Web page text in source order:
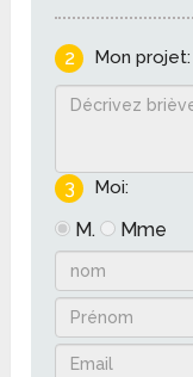
2 Mon projet:
3 Moi:
M. Mme